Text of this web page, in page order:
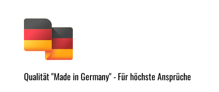
Qualität "Made in Germany" - Für höchste Ansprüche